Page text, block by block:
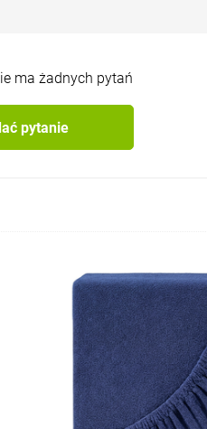
ma żadnych pytań
pytanie